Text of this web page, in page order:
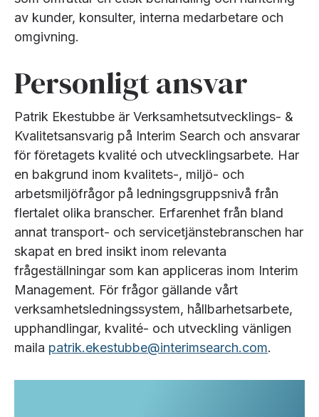
av kunder, konsulter, interna medarbetare och
omgivning.
Personligt ansvar
Patrik Ekestubbe är Verksamhetsutvecklings- &
Kvalitetsansvarig på Interim Search och ansvarar
för företagets kvalité och utvecklingsarbete. Har
en bakgrund inom kvalitets-, miljö- och
arbetsmiljöfrågor på ledningsgruppsnivå från
flertalet olika branscher. Erfarenhet från bland
annat transport- och servicetjänstebranschen har
skapat en bred insikt inom relevanta
frågeställningar som kan appliceras inom Interim
Management. För frågor gällande vårt
verksamhetsledningssystem, hållbarhetsarbete,
upphandlingar, kvalité- och utveckling vänligen
maila patrik.ekestubbe@interimsearch.com.